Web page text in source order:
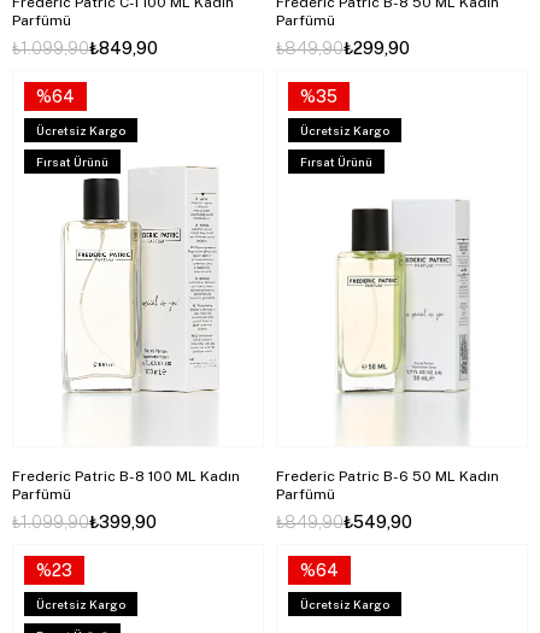
Parfümü
₺849,90
₺1.099,90
Parfümü
₺299,90
₺849,90
Frederic Patric B-8 100 ML Kadın
Parfümü
₺399,90
₺1.099,90
%64
Ücretsiz Kargo
Fırsat Ürünü
Frederic Patric B-6 50 ML Kadın
Parfümü
₺549,90
₺849,90
%35
Ücretsiz Kargo
Fırsat Ürünü
%23
Ücretsiz Kargo
%64
Ücretsiz Kargo